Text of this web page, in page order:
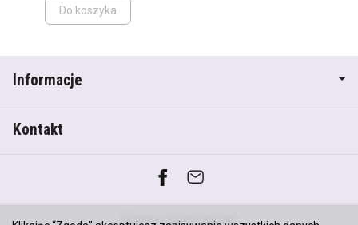
Do koszyka
Informacje
Kontakt
*) brutto + koszty dostawy